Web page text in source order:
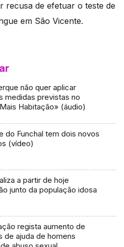
recusa de efetuar o teste de
em São Vicente.
não quer aplicar
medidas previstas no
Habitação» (áudio)
do Funchal tem dois novos
(vídeo)
a partir de hoje
junto da população idosa
regista aumento de
de ajuda de homens